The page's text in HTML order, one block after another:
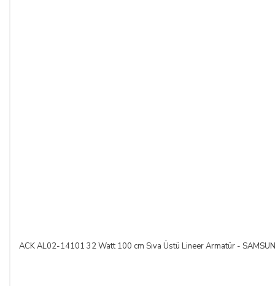
ACK AL02-14101 32 Watt 100 cm Sıva Üstü Lineer Armatür -